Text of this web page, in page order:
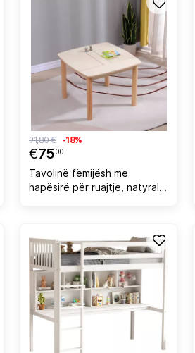
€7500
91,80 € -18%
Tavolinë fëmijësh me
hapësirë për ruajtje, natyrale,